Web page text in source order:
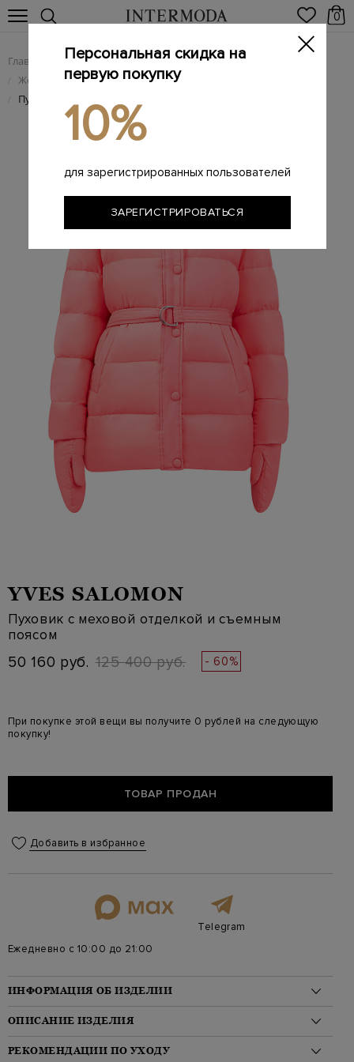
0
Главная Женщинам / Женская одежда
/ Женские пуховики
/ Пуховик с меховой отделкой и съемным поясом
YVES SALOMON
Пуховик с меховой отделкой и съемным
поясом
50 160 руб. 125 400 руб. - 60%
При покупке этой вещи вы получите 0 рублей на следующую
покупку!
ТОВАР ПРОДАН
Добавить в избранное
Telegram
Ежедневно с 10:00 до 21:00
ИНФОРМАЦИЯ ОБ ИЗДЕЛИИ
Материал: полиамид 100%, мех ягненка 100%, пух 90%, перо
10%
На модели: 175/81/61/91 на модели размер 32
Стиль: Стандартная длина, Однотонный, С капюшоном
ОПИСАНИЕ ИЗДЕЛИЯ
Эффектный женский пуховик от Yves Salomon выполнен из
РЕКОМЕНДАЦИИ ПО УХОДУ
Персональная скидка на
первую покупку
10%
для зарегистрированных пользователей
ЗАРЕГИСТРИРОВАТЬСЯ